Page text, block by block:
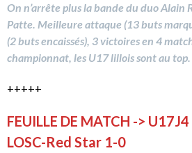
On n’arrête plus la bande du duo Alain
Patte. Meilleure attaque (13 buts
(2 buts encaissés), 3 victoires en 4
championnat, les U17 lillois sont au top.
+++++
FEUILLE DE MATCH ->
LOSC-Red Star 1-0